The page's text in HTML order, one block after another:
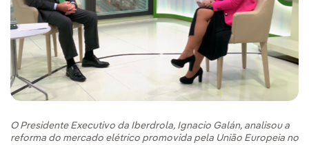
O Presidente Executivo da Iberdrola, Ignacio Galán, analisou a
reforma do mercado elétrico promovida pela União Europeia no